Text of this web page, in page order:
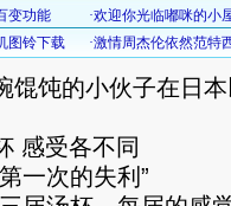
馄饨的小伙子在日
受各不同
次的失利”